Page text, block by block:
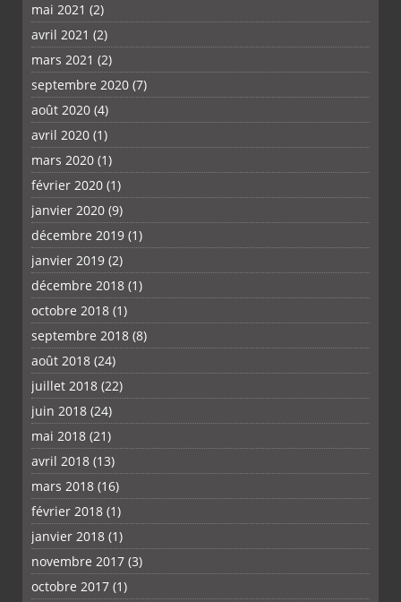
mai 2021 (2)
avril 2021 (2)
mars 2021 (2)
septembre 2020 (7)
août 2020 (4)
avril 2020 (1)
mars 2020 (1)
février 2020 (1)
janvier 2020 (9)
décembre 2019 (1)
janvier 2019 (2)
décembre 2018 (1)
octobre 2018 (1)
septembre 2018 (8)
août 2018 (24)
juillet 2018 (22)
juin 2018 (24)
mai 2018 (21)
avril 2018 (13)
mars 2018 (16)
février 2018 (1)
janvier 2018 (1)
novembre 2017 (3)
octobre 2017 (1)